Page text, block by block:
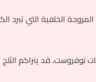
المروحة الخلفية التي تبرد
نوفروست، قد يتراكم